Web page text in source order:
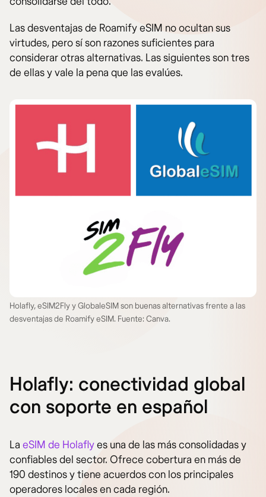
Las desventajas de Roamify eSIM no ocultan sus
virtudes, pero sí son razones suficientes para
considerar otras alternativas. Las siguientes son tres
de ellas y vale la pena que las evalúes.
Holafly, eSIM2Fly y GlobaleSIM son buenas alternativas frente a las
desventajas de Roamify eSIM. Fuente: Canva.
Holafly: conectividad global
con soporte en español
La eSIM de Holaflyes una de las más consolidadas y
confiables del sector. Ofrece cobertura en más de
190 destinos y tiene acuerdos con los principales
operadores locales en cada región.